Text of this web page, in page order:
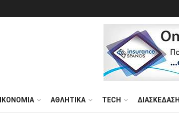
ΑΘΛΗΤΙΚΑ TECH ΔΙΑΣΚΕΔΑΣΗ